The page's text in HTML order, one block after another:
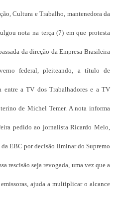
Cultura e Trabalho, mantenedora da
nota na terça (7) em que protesta
da direção da Empresa Brasileira
federal, pleiteando, a título de
entre a TV dos Trabalhadores e a TV
de Michel Temer. A nota informa
pedido ao jornalista Ricardo Melo,
EBC por decisão liminar do Supremo
rescisão seja revogada, uma vez que a
ajuda a multiplicar o alcance